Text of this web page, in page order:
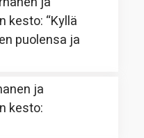
kesto: “Kyllä
puolensa ja
ja
kesto: